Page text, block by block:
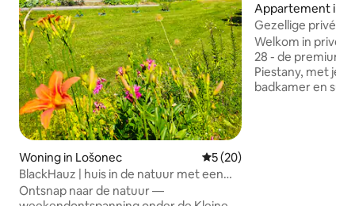
Woning in Lošonec Gemiddelde beoordeling
5 (20)
BlackHauz | huis in de natuur met een
kuipbad | Kleine Karpaten
Ontsnap naar de natuur —
Appartement in
Gezellige
Centrum van
Welkom in
28 - de
Piestany, met je
badkamer en suite. In